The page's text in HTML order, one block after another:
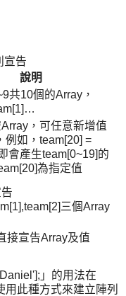
宣告
說明
共10個的Array，
，可任意新增值
例如，team[20] =
會產生team[0~19]的
為指定值
三個Array
接宣告Array及值
」的用法在
此種方式來建立陣列